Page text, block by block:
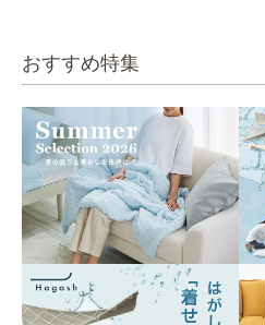
おすすめ特集